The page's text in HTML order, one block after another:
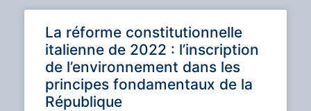
La réforme constitutionnelle
italienne de 2022 : l’inscription
de l’environnement dans les
principes fondamentaux de la
République